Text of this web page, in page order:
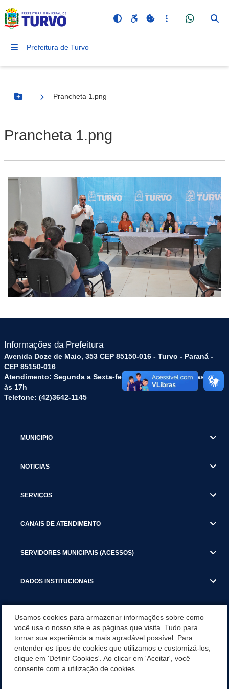
Prefeitura de Turvo
Botão Menu
Prancheta 1.png
Prancheta 1.png
Informações da Prefeitura
Avenida Doze de Maio, 353 CEP 85150-016 - Turvo - Paraná -
CEP 85150-016
Atendimento: Segunda a Sexta-feira: das 8h às 12h e das 13h
às 17h
Telefone: (42)3642-1145
MUNICIPIO
NOTICIAS
SERVIÇOS
CANAIS DE ATENDIMENTO
SERVIDORES MUNICIPAIS (ACESSOS)
DADOS INSTITUCIONAIS
SERVIÇOS TRIBUTARIOS
PESQUISA DE SATISFAÇÃO DOS SERVIDORES - SISTEMAS E
SERVIÇOS DIGITAIS
Usamos cookies para armazenar informações sobre como
você usa o nosso site e as páginas que visita. Tudo para
tornar sua experiência a mais agradável possível. Para
entender os tipos de cookies que utilizamos e customizá-los,
clique em 'Definir Cookies'. Ao clicar em 'Aceitar', você
consente com a utilização de cookies.